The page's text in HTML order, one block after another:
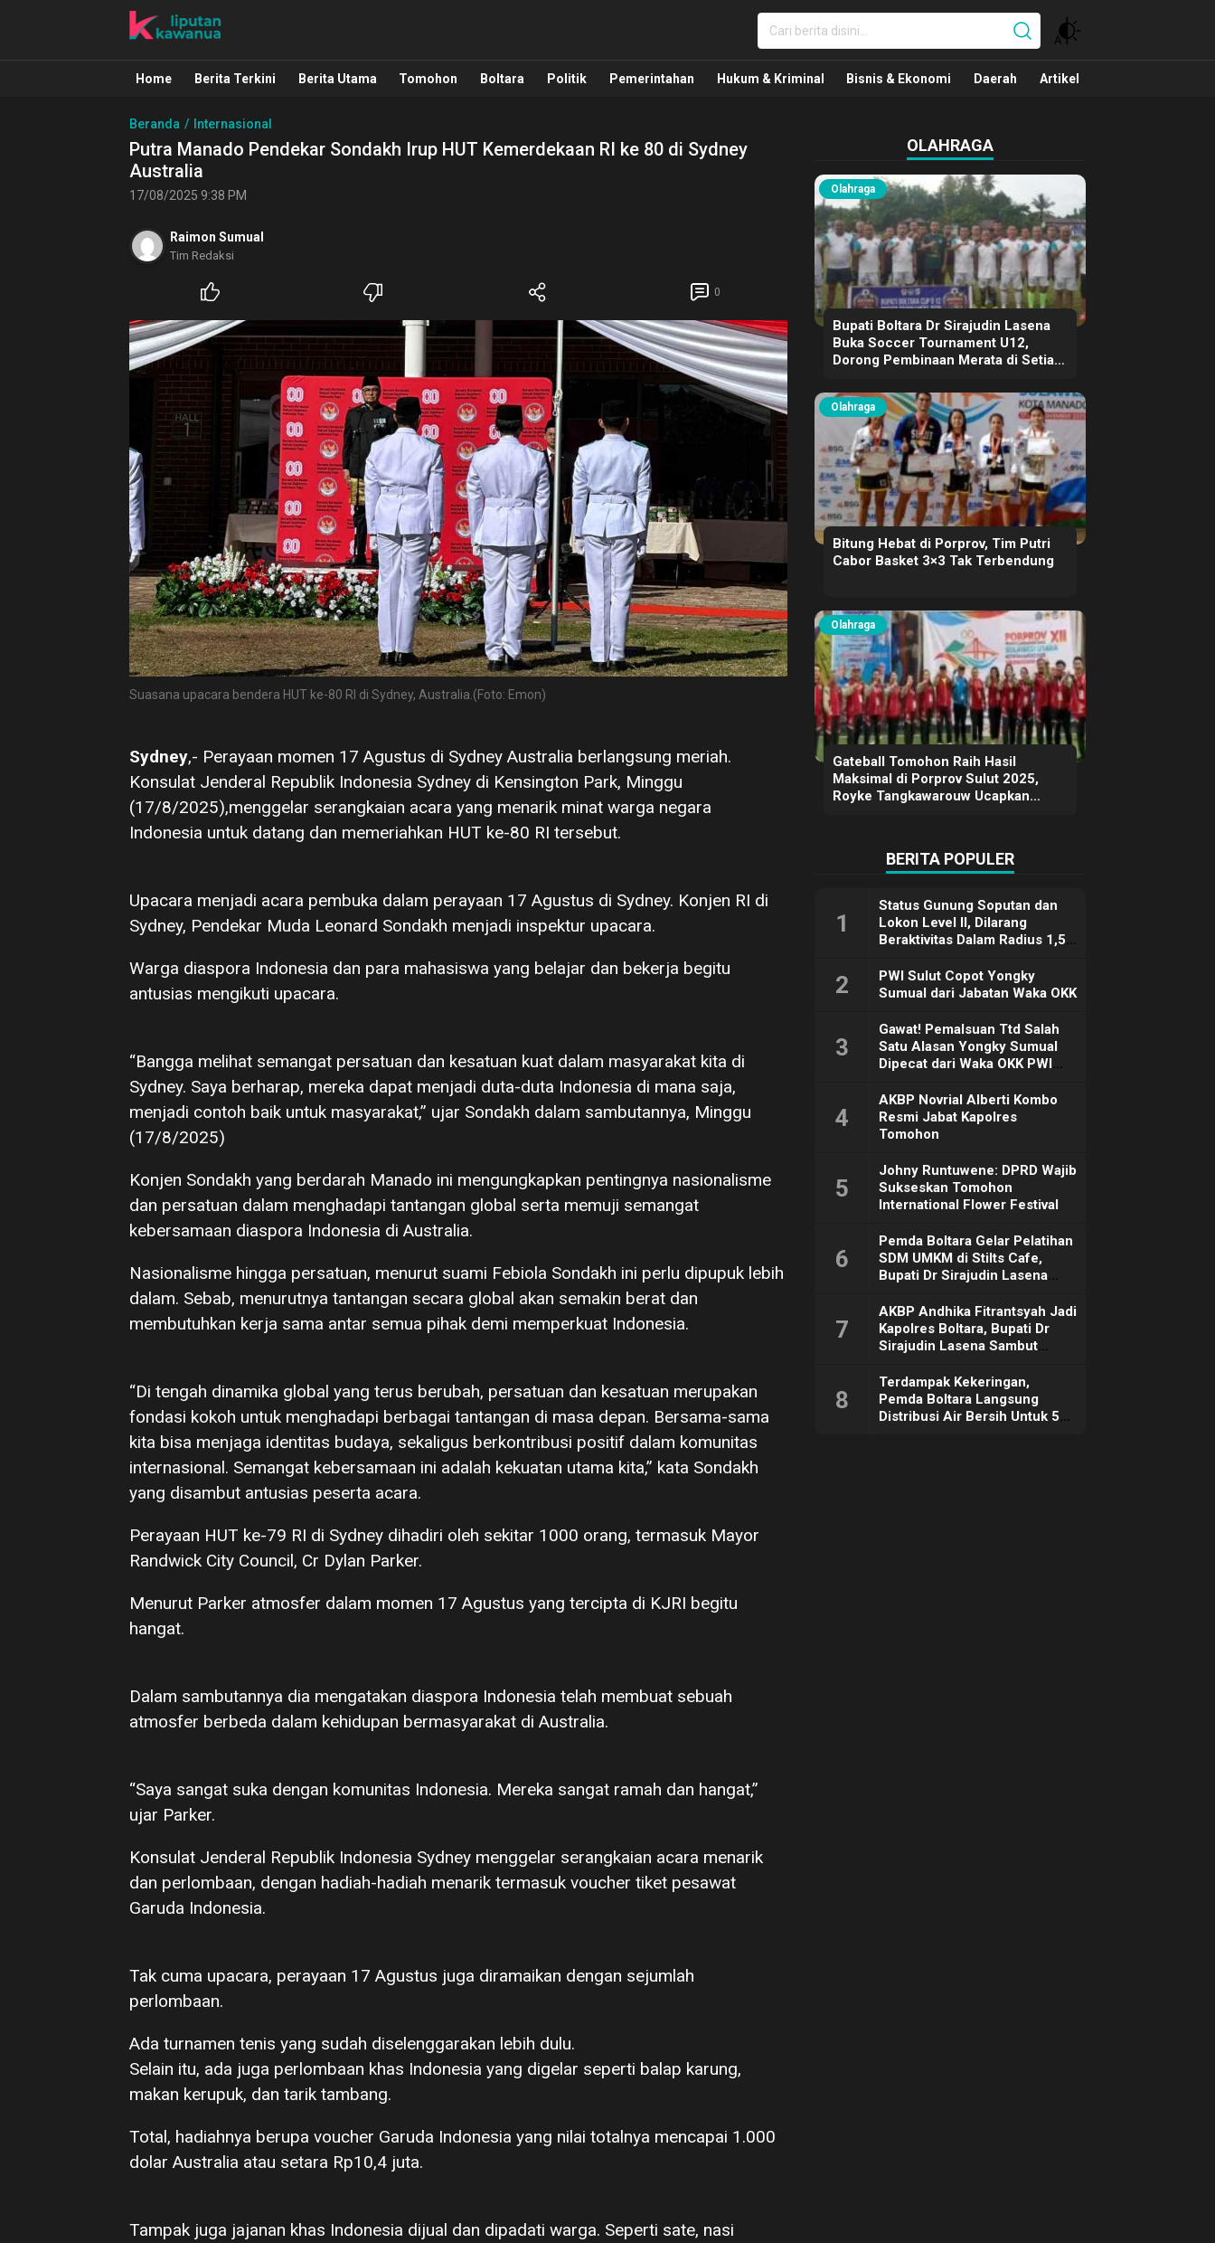
Liputan Kawanua
Berita Manado, Sulawesi Utara, Kawanua, Politik, Pemerintahan, Hukum Kriminal dan Nasional
Home Berita Terkini Berita Utama Tomohon Boltara Politik Pemerintahan Hukum & Kriminal Bisnis & Ekonomi Daerah Artikel
Beranda Internasional
Putra Manado Pendekar Sondakh Irup HUT Kemerdekaan RI ke 80 di Sydney
Australia
17/08/2025 9:38 PM
Raimon Sumual
Tim Redaksi
0
Suasana upacara bendera HUT ke-80 RI di Sydney, Australia.(Foto: Emon)
Sydney,- Perayaan momen 17 Agustus di Sydney Australia berlangsung meriah.
Konsulat Jenderal Republik Indonesia Sydney di Kensington Park, Minggu
(17/8/2025),menggelar serangkaian acara yang menarik minat warga negara
Indonesia untuk datang dan memeriahkan HUT ke-80 RI tersebut.
Upacara menjadi acara pembuka dalam perayaan 17 Agustus di Sydney. Konjen RI di
Sydney, Pendekar Muda Leonard Sondakh menjadi inspektur upacara.
Warga diaspora Indonesia dan para mahasiswa yang belajar dan bekerja begitu
antusias mengikuti upacara.
“Bangga melihat semangat persatuan dan kesatuan kuat dalam masyarakat kita di
Sydney. Saya berharap, mereka dapat menjadi duta-duta Indonesia di mana saja,
menjadi contoh baik untuk masyarakat,” ujar Sondakh dalam sambutannya, Minggu
(17/8/2025)
Konjen Sondakh yang berdarah Manado ini mengungkapkan pentingnya nasionalisme
dan persatuan dalam menghadapi tantangan global serta memuji semangat
kebersamaan diaspora Indonesia di Australia.
Nasionalisme hingga persatuan, menurut suami Febiola Sondakh ini perlu dipupuk lebih
dalam. Sebab, menurutnya tantangan secara global akan semakin berat dan
membutuhkan kerja sama antar semua pihak demi memperkuat Indonesia.
“Di tengah dinamika global yang terus berubah, persatuan dan kesatuan merupakan
fondasi kokoh untuk menghadapi berbagai tantangan di masa depan. Bersama-sama
kita bisa menjaga identitas budaya, sekaligus berkontribusi positif dalam komunitas
internasional. Semangat kebersamaan ini adalah kekuatan utama kita,” kata Sondakh
yang disambut antusias peserta acara.
Perayaan HUT ke-79 RI di Sydney dihadiri oleh sekitar 1000 orang, termasuk Mayor
Randwick City Council, Cr Dylan Parker.
Menurut Parker atmosfer dalam momen 17 Agustus yang tercipta di KJRI begitu
hangat.
Dalam sambutannya dia mengatakan diaspora Indonesia telah membuat sebuah
atmosfer berbeda dalam kehidupan bermasyarakat di Australia.
“Saya sangat suka dengan komunitas Indonesia. Mereka sangat ramah dan hangat,”
ujar Parker.
Konsulat Jenderal Republik Indonesia Sydney menggelar serangkaian acara menarik
dan perlombaan, dengan hadiah-hadiah menarik termasuk voucher tiket pesawat
Garuda Indonesia.
Tak cuma upacara, perayaan 17 Agustus juga diramaikan dengan sejumlah
perlombaan.
Ada turnamen tenis yang sudah diselenggarakan lebih dulu.
Selain itu, ada juga perlombaan khas Indonesia yang digelar seperti balap karung,
makan kerupuk, dan tarik tambang.
Total, hadiahnya berupa voucher Garuda Indonesia yang nilai totalnya mencapai 1.000
dolar Australia atau setara Rp10,4 juta.
Tampak juga jajanan khas Indonesia dijual dan dipadati warga. Seperti sate, nasi
OLAHRAGA
Olahraga
Bupati Boltara Dr Sirajudin Lasena
Buka Soccer Tournament U12,
Dorong Pembinaan Merata di Setiap
Olahraga
Bitung Hebat di Porprov, Tim Putri
Cabor Basket 3×3 Tak Terbendung
Olahraga
Gateball Tomohon Raih Hasil
Maksimal di Porprov Sulut 2025,
Royke Tangkawarouw Ucapkan
BERITA POPULER
1
Status Gunung Soputan dan
Lokon Level II, Dilarang
Beraktivitas Dalam Radius 1,5
2
PWI Sulut Copot Yongky
Sumual dari Jabatan Waka OKK
3
Gawat! Pemalsuan Ttd Salah
Satu Alasan Yongky Sumual
Dipecat dari Waka OKK PWI
4
AKBP Novrial Alberti Kombo
Resmi Jabat Kapolres
Tomohon
5
Johny Runtuwene: DPRD Wajib
Sukseskan Tomohon
International Flower Festival
6
Pemda Boltara Gelar Pelatihan
SDM UMKM di Stilts Cafe,
Bupati Dr Sirajudin Lasena
Dorong Ekonomi Daerah
7
AKBP Andhika Fitrantsyah Jadi
Kapolres Boltara, Bupati Dr
Sirajudin Lasena Sambut
8
Terdampak Kekeringan,
Pemda Boltara Langsung
Distribusi Air Bersih Untuk 50